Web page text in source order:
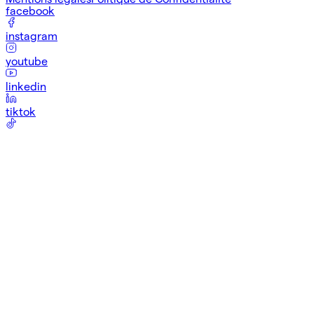
facebook
instagram
youtube
linkedin
tiktok